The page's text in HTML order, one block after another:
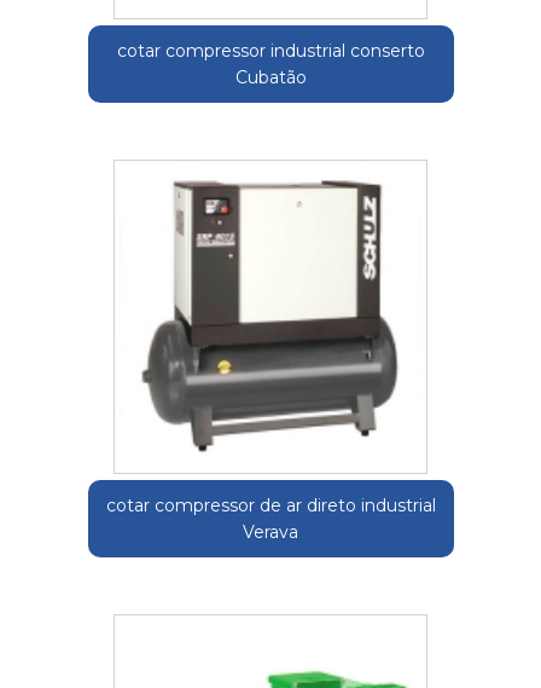
cotar compressor industrial conserto
Cubatão
cotar compressor de ar direto industrial
Verava